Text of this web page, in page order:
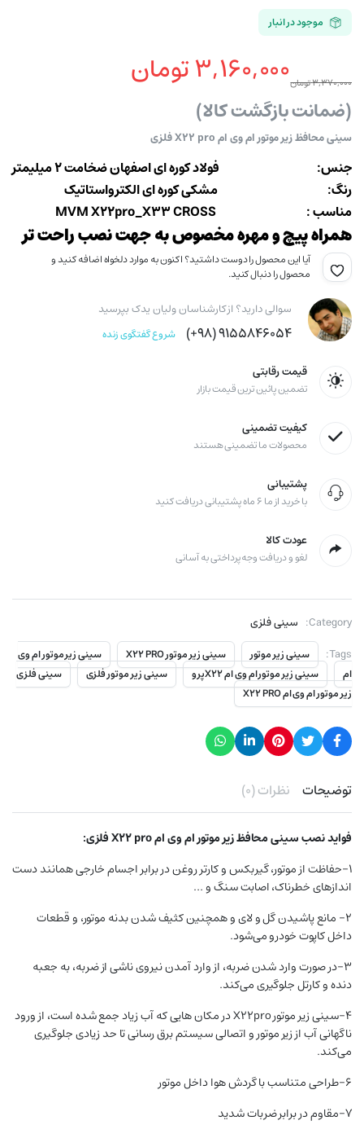
موجود در انبار
۳,۳۷۰,۰۰۰تومان
قیمت
اصلی
۳,۳۷۰,۰۰۰ تومان
بود.
۳,۱۶۰,۰۰۰تومان
قیمت
فعلی
۳,۱۶۰,۰۰۰ تومان
است.
(ضمانت بازگشت کالا)
سینی محافظ زیر موتور ام وی ام X22 pro فلزی
جنس: فولاد کوره ای اصفهان ضخامت ۲ میلیمتر
رنگ: مشکی کوره ای الکترواستاتیک
مناسب : MVM X22pro_X33 CROSS
همراه پیچ و مهره مخصوص به جهت نصب راحت تر
آیا این محصول را دوست داشتید؟ اکنون به موارد دلخواه اضافه کنید و
محصول را دنبال کنید.
سوالی دارید؟ از کارشناسان ولیان یدک بپرسید
۹۱۵۵۸۴۶۰۵۴ (۹۸+) شروع گفتگوی زنده
قیمت رقابتی
تضمین پائین ترین قیمت بازار
کیفیت تضمینی
محصولات ما تضمینی هستند
پشتیبانی
با خرید از ما ۶ ماه پشتیبانی دریافت کنید
عودت کالا
لغو و دریافت وجه پرداختی به آسانی
Category:
سینی فلزی
Tags:
سینی زیر موتور سینی زیر موتور X22 PRO
سینی زیر موتور ام وی
ام
سینی زیر موتور ام وی ام X22پرو سینی زیر موتور فلزی
سینی فلزی
زیر موتور ام وی ام X22 PRO
توضیحات نظرات (۰)
فواید نصب سینی محافظ زیر موتور ام وی ام X22 pro فلزی:
۱-حفاظت از موتور، گیربکس و کارتر روغن در برابر اجسام خارجی همانند دست
اندازهای خطرناک، اصابت سنگ و …
۲- مانع پاشیدن گل و لای و همچنین کثیف شدن بدنه موتور، و قطعات
داخل کاپوت خودرو می‌شود.
۳-در صورت وارد شدن ضربه، از وارد آمدن نیروی ناشی از ضربه، به جعبه
دنده و کارتل جلوگیری می‌کند.
4-سینی زیر موتور X22pro در مکان هایی که آب زیاد جمع شده است، از ورود
ناگهانی آب از زیر موتور و اتصالی سیستم برق رسانی تا حد زیادی جلوگیری
می‌کند.
۶-طراحی متناسب با گردش هوا داخل موتور
۷-مقاوم در برابر ضربات شدید